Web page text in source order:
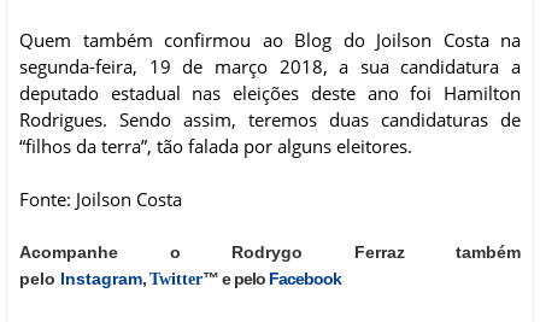
Quem também confirmou ao Blog do Joilson Costa na
segunda-feira, 19 de março 2018, a sua candidatura a
deputado estadual nas eleições deste ano foi Hamilton
Rodrigues. Sendo assim, teremos duas candidaturas de
“filhos da terra”, tão falada por alguns eleitores.
Fonte: Joilson Costa
Acompanhe o Rodrygo Ferraz também
pelo Instagram, Twitter™ e pelo Facebook